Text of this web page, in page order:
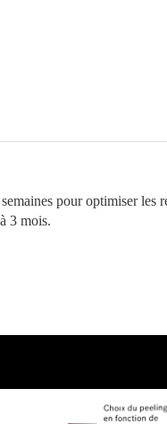
pour optimiser les
3 mois.